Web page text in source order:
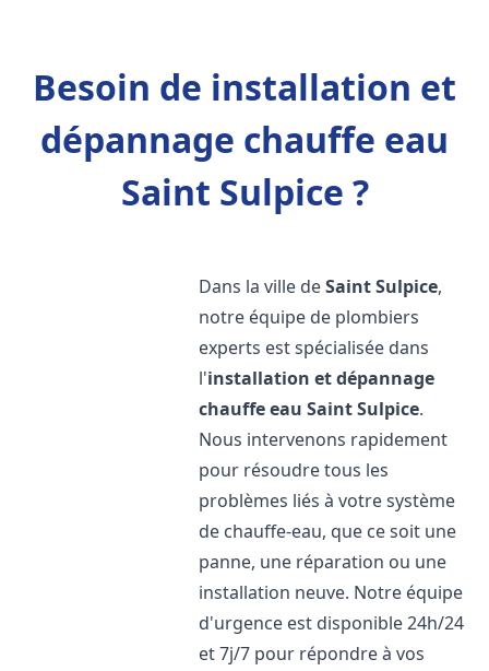
Besoin de installation et
dépannage chauffe eau
Saint Sulpice ?
Dans la ville deSaint Sulpice,
notre équipe de plombiers
experts est spécialisée dans
l'installation et dépannage
chauffe eau Saint Sulpice.
Nous intervenons rapidement
pour résoudre tous les
problèmes liés à votre système
de chauffe-eau, que ce soit une
panne, une réparation ou une
installation neuve. Notre équipe
d'urgence est disponible 24h/24
et 7j/7 pour répondre à vos